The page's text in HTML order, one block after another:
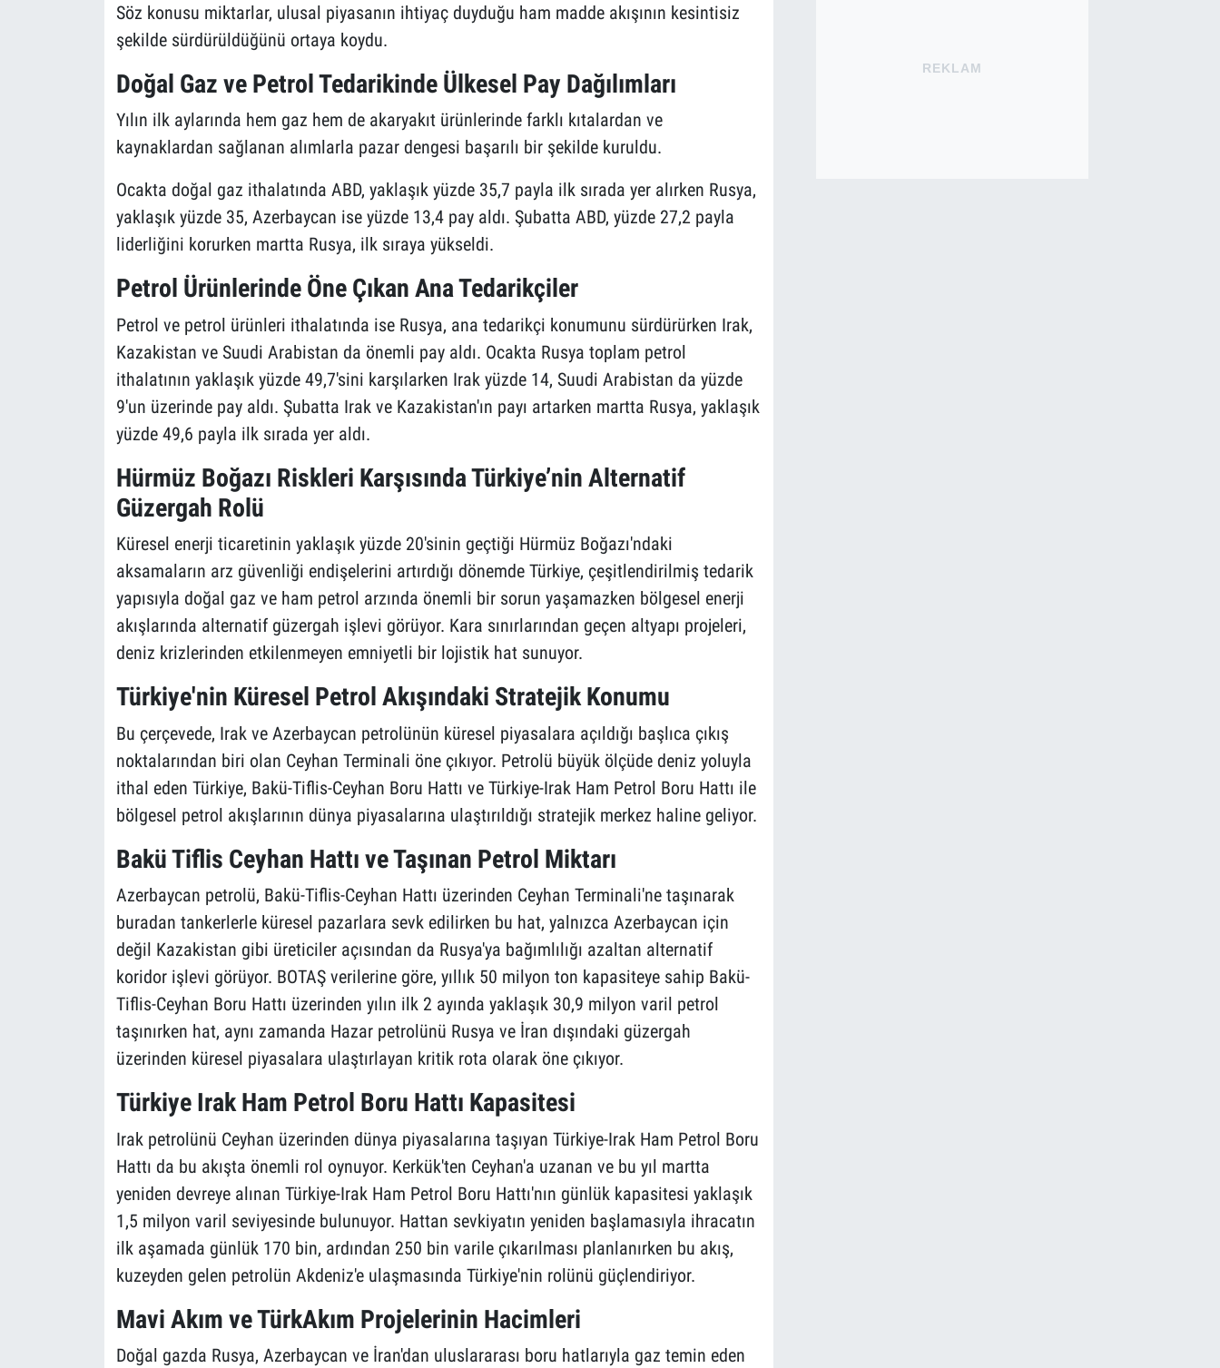
Söz konusu miktarlar, ulusal piyasanın ihtiyaç duyduğu ham madde akışının kesintisiz
şekilde sürdürüldüğünü ortaya koydu.
Doğal Gaz ve Petrol Tedarikinde Ülkesel Pay Dağılımları
Yılın ilk aylarında hem gaz hem de akaryakıt ürünlerinde farklı kıtalardan ve
kaynaklardan sağlanan alımlarla pazar dengesi başarılı bir şekilde kuruldu.
Ocakta doğal gaz ithalatında ABD, yaklaşık yüzde 35,7 payla ilk sırada yer alırken Rusya,
yaklaşık yüzde 35, Azerbaycan ise yüzde 13,4 pay aldı. Şubatta ABD, yüzde 27,2 payla
liderliğini korurken martta Rusya, ilk sıraya yükseldi.
Petrol Ürünlerinde Öne Çıkan Ana Tedarikçiler
Petrol ve petrol ürünleri ithalatında ise Rusya, ana tedarikçi konumunu sürdürürken Irak,
Kazakistan ve Suudi Arabistan da önemli pay aldı. Ocakta Rusya toplam petrol
ithalatının yaklaşık yüzde 49,7'sini karşılarken Irak yüzde 14, Suudi Arabistan da yüzde
9'un üzerinde pay aldı. Şubatta Irak ve Kazakistan'ın payı artarken martta Rusya, yaklaşık
yüzde 49,6 payla ilk sırada yer aldı.
Hürmüz Boğazı Riskleri Karşısında Türkiye’nin Alternatif
Güzergah Rolü
Küresel enerji ticaretinin yaklaşık yüzde 20'sinin geçtiği Hürmüz Boğazı'ndaki
aksamaların arz güvenliği endişelerini artırdığı dönemde Türkiye, çeşitlendirilmiş tedarik
yapısıyla doğal gaz ve ham petrol arzında önemli bir sorun yaşamazken bölgesel enerji
akışlarında alternatif güzergah işlevi görüyor. Kara sınırlarından geçen altyapı projeleri,
deniz krizlerinden etkilenmeyen emniyetli bir lojistik hat sunuyor.
Türkiye'nin Küresel Petrol Akışındaki Stratejik Konumu
Bu çerçevede, Irak ve Azerbaycan petrolünün küresel piyasalara açıldığı başlıca çıkış
noktalarından biri olan Ceyhan Terminali öne çıkıyor. Petrolü büyük ölçüde deniz yoluyla
ithal eden Türkiye, Bakü-Tiflis-Ceyhan Boru Hattı ve Türkiye-Irak Ham Petrol Boru Hattı ile
bölgesel petrol akışlarının dünya piyasalarına ulaştırıldığı stratejik merkez haline geliyor.
Bakü Tiflis Ceyhan Hattı ve Taşınan Petrol Miktarı
Azerbaycan petrolü, Bakü-Tiflis-Ceyhan Hattı üzerinden Ceyhan Terminali'ne taşınarak
buradan tankerlerle küresel pazarlara sevk edilirken bu hat, yalnızca Azerbaycan için
değil Kazakistan gibi üreticiler açısından da Rusya'ya bağımlılığı azaltan alternatif
koridor işlevi görüyor. BOTAŞ verilerine göre, yıllık 50 milyon ton kapasiteye sahip Bakü-
Tiflis-Ceyhan Boru Hattı üzerinden yılın ilk 2 ayında yaklaşık 30,9 milyon varil petrol
taşınırken hat, aynı zamanda Hazar petrolünü Rusya ve İran dışındaki güzergah
üzerinden küresel piyasalara ulaştırlayan kritik rota olarak öne çıkıyor.
Türkiye Irak Ham Petrol Boru Hattı Kapasitesi
Irak petrolünü Ceyhan üzerinden dünya piyasalarına taşıyan Türkiye-Irak Ham Petrol Boru
Hattı da bu akışta önemli rol oynuyor. Kerkük'ten Ceyhan'a uzanan ve bu yıl martta
yeniden devreye alınan Türkiye-Irak Ham Petrol Boru Hattı'nın günlük kapasitesi yaklaşık
1,5 milyon varil seviyesinde bulunuyor. Hattan sevkiyatın yeniden başlamasıyla ihracatın
ilk aşamada günlük 170 bin, ardından 250 bin varile çıkarılması planlanırken bu akış,
kuzeyden gelen petrolün Akdeniz'e ulaşmasında Türkiye'nin rolünü güçlendiriyor.
Mavi Akım ve TürkAkım Projelerinin Hacimleri
Doğal gazda Rusya, Azerbaycan ve İran'dan uluslararası boru hatlarıyla gaz temin eden
REKLAM